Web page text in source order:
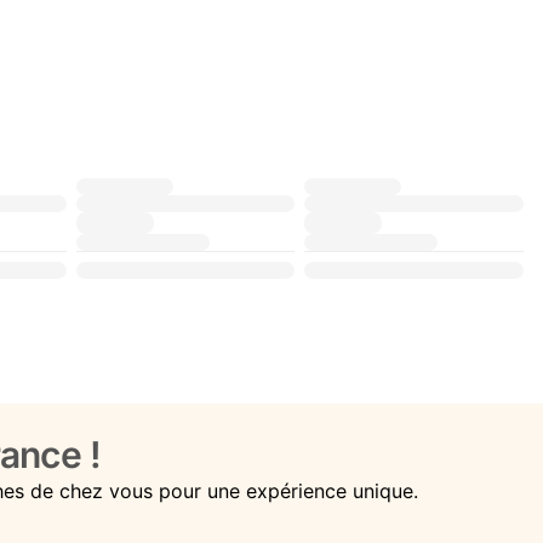
!
de chez vous pour une expérience unique.